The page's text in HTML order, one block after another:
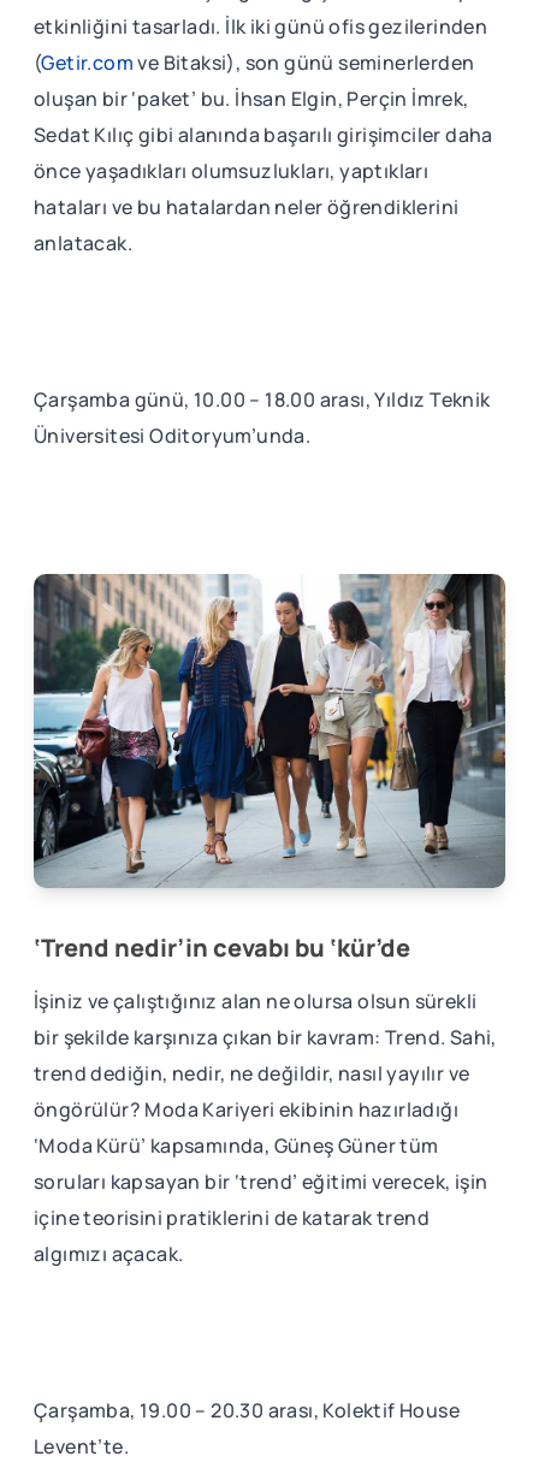
etkinliğini tasarladı. İlk iki günü ofis gezilerinden
(Getir.comve Bitaksi), son günü seminerlerden
oluşan bir ‘paket’ bu. İhsan Elgin, Perçin İmrek,
Sedat Kılıç gibi alanında başarılı girişimciler daha
önce yaşadıkları olumsuzlukları, yaptıkları
hataları ve bu hatalardan neler öğrendiklerini
anlatacak.
Çarşamba günü, 10.00 – 18.00 arası, Yıldız Teknik
Üniversitesi Oditoryum’unda.
‘Trend nedir’in cevabı bu ‘kür’de
İşiniz ve çalıştığınız alan ne olursa olsun sürekli
bir şekilde karşınıza çıkan bir kavram: Trend. Sahi,
trend dediğin, nedir, ne değildir, nasıl yayılır ve
öngörülür? Moda Kariyeri ekibinin hazırladığı
‘Moda Kürü’ kapsamında, Güneş Güner tüm
soruları kapsayan bir ‘trend’ eğitimi verecek, işin
içine teorisini pratiklerini de katarak trend
algımızı açacak.
Çarşamba, 19.00 – 20.30 arası, Kolektif House
Levent’te.